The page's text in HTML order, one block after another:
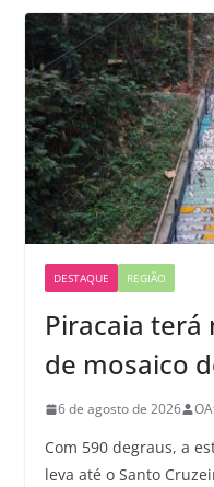
DESTAQUE REGIÃO
Piracaia terá
de mosaico
6 de agosto de 2026
Com 590 degraus, a
leva até o Santo